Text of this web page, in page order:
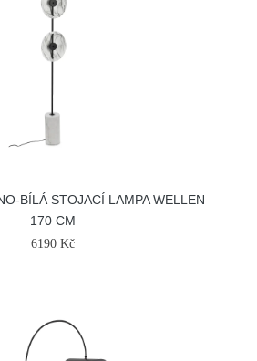
BÍLÁ STOJACÍ LAMPA WELLEN
170 CM
6190 Kč